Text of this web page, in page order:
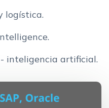
logística.
inteligencia artificial.